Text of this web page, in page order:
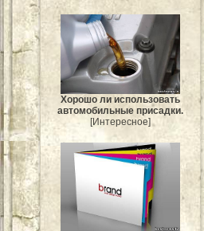
Хорошо ли использовать
автомобильные присадки.
[Интересное]